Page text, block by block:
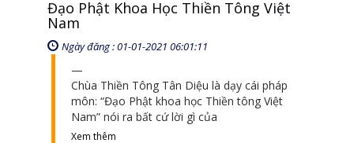
Đạo Phật Khoa Học Thiền Tông Việt
Nam
Ngày đăng : 01-01-2021 06:01:11
Chùa Thiền Tông Tân Diệu là dạy cái pháp
môn: “Đạo Phật khoa học Thiền tông Việt
Nam” nói ra bất cứ lời gì của
Xem thêm